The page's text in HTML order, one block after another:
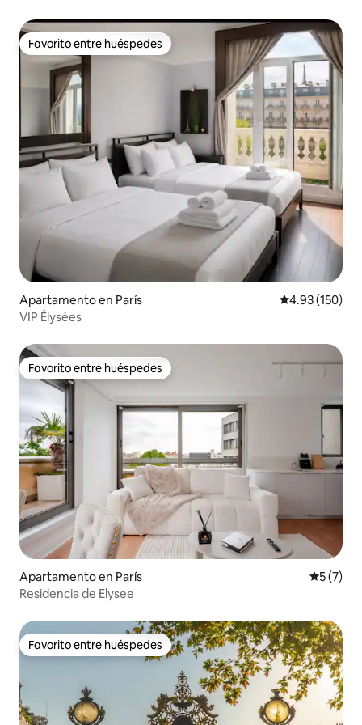
Favorito entre huéspedes
Favorito entre huéspedes
Apartamento en París Calificación
4.93 (150)
VIP Élysées
Favorito entre huéspedes
Favorito entre huéspedes
Apartamento en París
5 (7)
Residencia de Elysee
Favorito entre huéspedes
Favorito entre huéspedes